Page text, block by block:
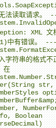
法读取请求。
XML 文
中有错误。
字符串的格式不
str,
Boolean